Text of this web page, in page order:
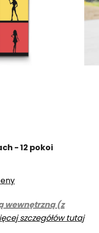
wewnętrzną (z
szczegółów tutaj
- 12 pokoi